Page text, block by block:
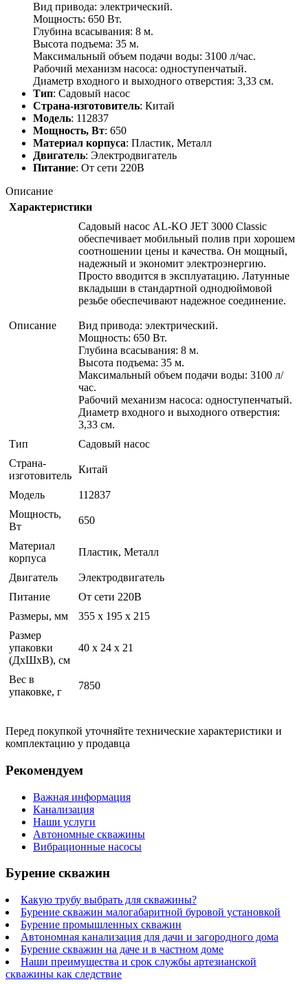
Вид привода: электрический.
Мощность: 650 Вт.
Глубина всасывания: 8 м.
Высота подъема: 35 м.
Максимальный объем подачи воды: 3100 л/час.
Рабочий механизм насоса: одноступенчатый.
Диаметр входного и выходного отверстия: 3,33 см.
Тип: Садовый насос
Страна-изготовитель: Китай
Модель: 112837
Мощность, Вт: 650
Материал корпуса: Пластик, Металл
Двигатель: Электродвигатель
Питание: От сети 220В
Описание
Характеристики
Описание
Садовый насос AL-KO JET 3000 Classic
обеспечивает мобильный полив при хорошем
соотношении цены и качества. Он мощный,
надежный и экономит электроэнергию.
Просто вводится в эксплуатацию. Латунные
вкладыши в стандартной однодюймовой
резьбе обеспечивают надежное соединение.
Вид привода: электрический.
Мощность: 650 Вт.
Глубина всасывания: 8 м.
Высота подъема: 35 м.
Максимальный объем подачи воды: 3100 л/
час.
Рабочий механизм насоса: одноступенчатый.
Диаметр входного и выходного отверстия:
3,33 см.
Тип
Садовый насос
Страна-
изготовитель
Китай
Модель
112837
Мощность,
Вт
650
Материал
корпуса
Пластик, Металл
Двигатель
Электродвигатель
Питание
От сети 220В
Размеры, мм
355 х 195 х 215
Размер
упаковки
(ДхШхВ), см
40 x 24 x 21
Вес в
упаковке, г
7850
Перед покупкой уточняйте технические характеристики и
комплектацию у продавца
Рекомендуем
Важная информация
Канализация
Наши услуги
Автономные скважины
Вибрационные насосы
Бурение скважин
Какую трубу выбрать для скважины?
Бурение скважин малогабаритной буровой установкой
Бурение промышленных скважин
Автономная канализация для дачи и загородного дома
Бурение скважин на даче и в частном доме
Наши преимущества и срок службы артезианской
скважины как следствие